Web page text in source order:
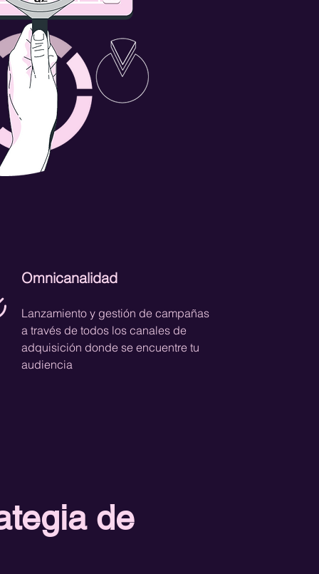
Omnicanalidad
Lanzamiento y gestión de campañas
a través de todos los canales de
adquisición donde se encuentre tu
audiencia
de